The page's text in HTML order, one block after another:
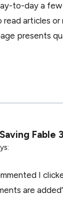
to-day a few
articles or
presents
Fable
I
are